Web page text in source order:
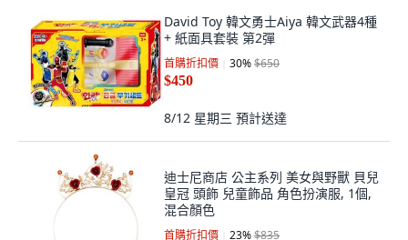
David Toy 韓文勇士Aiya 韓文武器4種
+ 紙面具套裝 第2彈
首購折扣價 30%$650
$450
8/12 星期三 預計送達
迪士尼商店 公主系列 美女與野獸 貝兒
皇冠 頭飾 兒童飾品 角色扮演服, 1個,
混合顏色
首購折扣價 23%$835